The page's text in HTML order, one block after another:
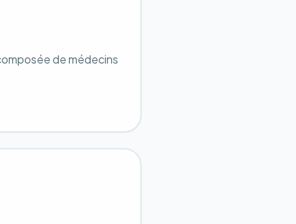
de médecins